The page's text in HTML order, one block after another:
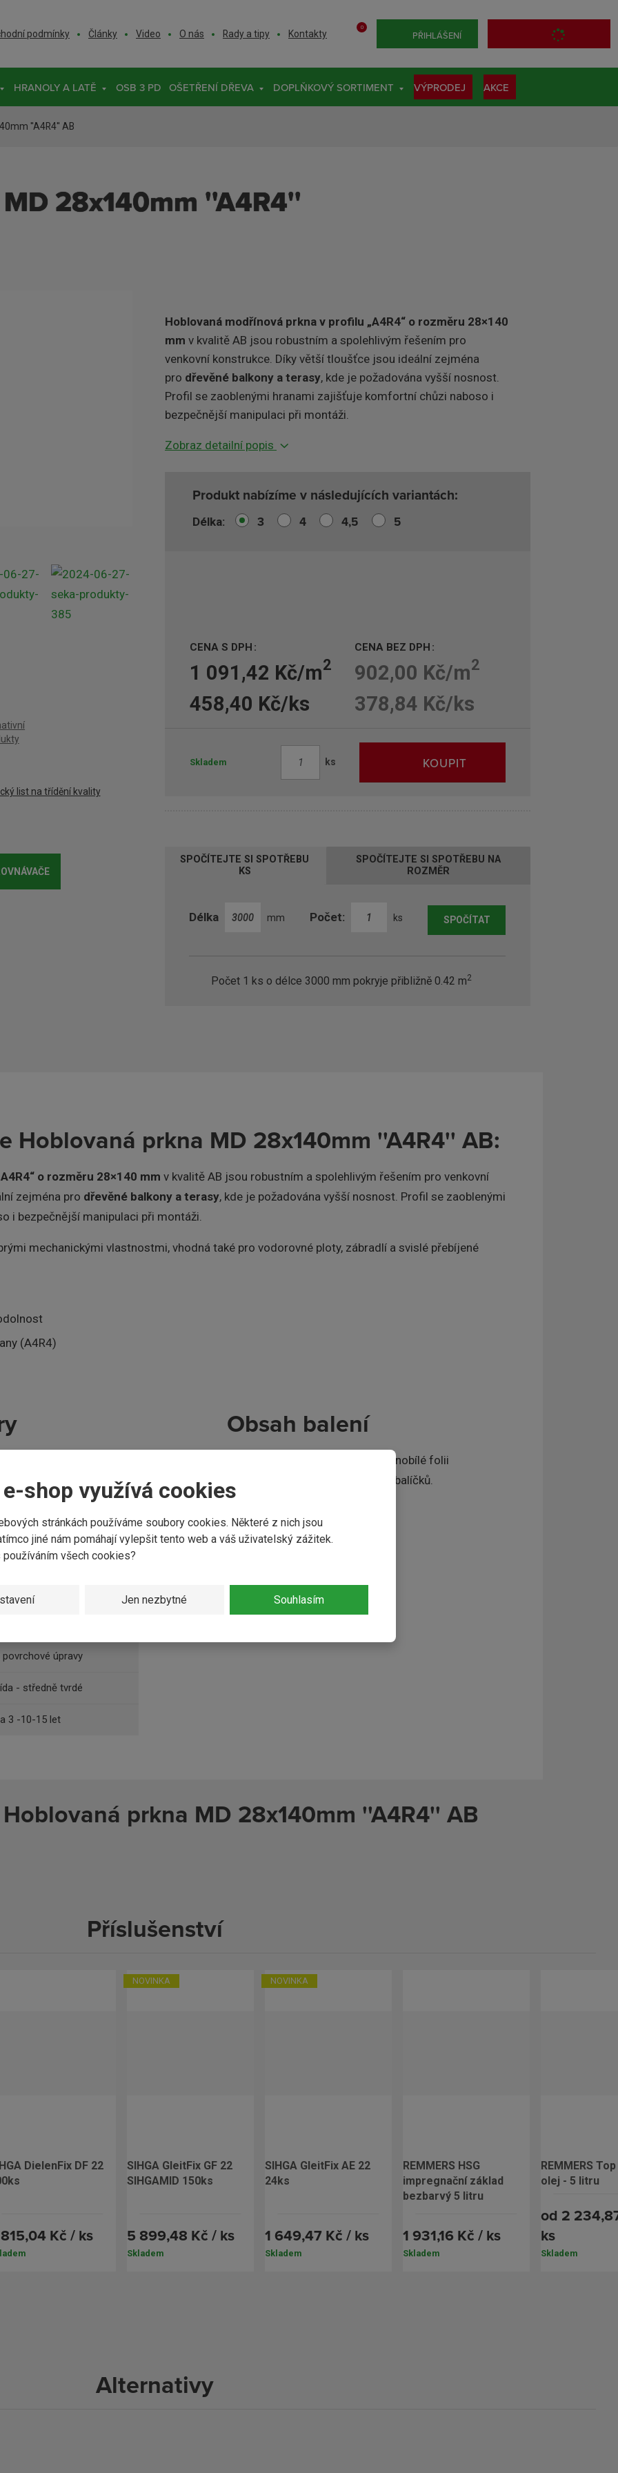
shop využívá cookies
stránkách používáme soubory cookies. Některé z nich jsou
jiné nám pomáhají vylepšit tento web a váš uživatelský zážitek.
všech cookies?
Jen nezbytné Souhlasím
podmínky Články Video O nás Rady a tipy Kontakty
0
PŘIHLÁŠENÍ
HRANOLY A LATĚ OSB 3 PD OŠETŘENÍ DŘEVA DOPLŇKOVÝ SORTIMENT VÝPRODEJ AKCE
''A4R4'' AB
list na třídění kvality
Hoblovaná modřínová prkna v profilu „A4R4“ o rozměru 28×140
mm v kvalitě AB jsou robustním a spolehlivým řešením pro
venkovní konstrukce. Díky větší tloušťce jsou ideální zejména
pro dřevěné balkony a terasy, kde je požadována vyšší nosnost.
Profil se zaoblenými hranami zajišťuje komfortní chůzi naboso i
bezpečnější manipulaci při montáži.
Zobraz detailní popis
Produkt nabízíme v následujících variantách:
Délka 3 4 4,5 5
CENA S DPH
1 091,42 Kč/m2
458,40 Kč/ks
CENA BEZ DPH
902,00 Kč/m2
378,84 Kč/ks
Skladem KOUPIT
o
ks
SPOČÍTEJTE SI SPOTŘEBU
KS
SPOČÍTEJTE SI SPOTŘEBU NA
ROZMĚR
Délka mm Počet: ks SPOČÍTAT
Počet 1 ks o délce 3000 mm pokryje přibližně0.42 m2
Hoblovaná prkna MD 28x140mm ''A4R4'' AB:
o rozměru 28×140 mm v kvalitě AB jsou robustním a spolehlivým řešením pro venkovní
zejména pro dřevěné balkony a terasy, kde je požadována vyšší nosnost. Profil se zaoblenými
i bezpečnější manipulaci při montáži.
mechanickými vlastnostmi, vhodná také pro vodorovné ploty, zábradlí a svislé přebíjené
(A4R4)
evropský
povrchové úpravy
- středně tvrdé
3 -10-15 let
Obsah balení
Standardně v SECA ochrané zelenobílé folii
po 4 ks.Velké balení 128 ks = 32 balíčků.
prkna MD 28x140mm ''A4R4'' AB
Příslušenství
Kč / ks
NOVINKA
SIHGA GleitFix GF 22
SIHGAMID 150ks
5 899,48 Kč / ks
Skladem
NOVINKA
SIHGA GleitFix AE 22
24ks
1 649,47 Kč / ks
Skladem
REMMERS HSG
impregnační základ
bezbarvý 5 litru
1 931,16 Kč / ks
Skladem
REMMERS Top terasový
olej - 5 litru
od 2
ks
Skladem
Alternativy